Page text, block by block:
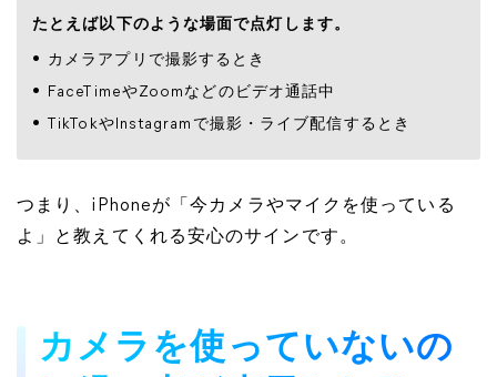
たとえば以下のような場面で点灯します。
カメラアプリで撮影するとき
FaceTimeやZoomなどのビデオ通話中
TikTokやInstagramで撮影・ライブ配信するとき
つまり、iPhoneが「今カメラやマイクを使っている
よ」と教えてくれる安心のサインです。
カメラを使っていないの